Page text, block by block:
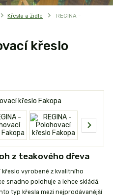
Křesla a židle
REGINA -
křeslo
z teakového dřeva
křeslo vyrobené z kvalitního
snadno polohuje a lehce skládá.
typ křesla mezi nejprodávanější